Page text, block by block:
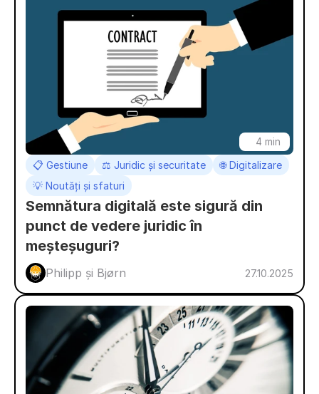
4 min
📋 Gestiune
⚖️ Juridic și securitate
🌐 Digitalizare
💡 Noutăți și sfaturi
Semnătura digitală este sigură din
punct de vedere juridic în
meșteșuguri?
Philipp și Bjørn 27.10.2025